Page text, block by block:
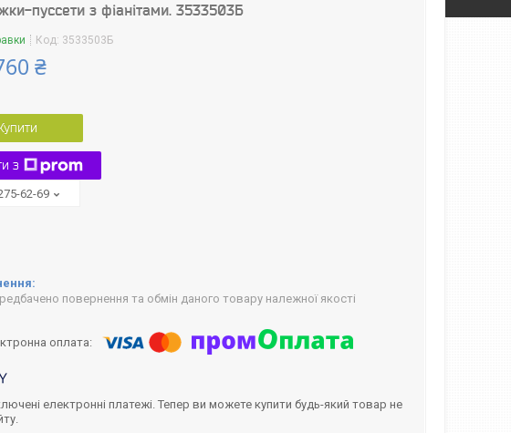
пуссети з фіанітами. 3533503Б
Код: 3533503Б
₴
з
62-69
повернення та обмін даного товару належної якості
електронні платежі. Тепер ви можете купити будь-який товар не